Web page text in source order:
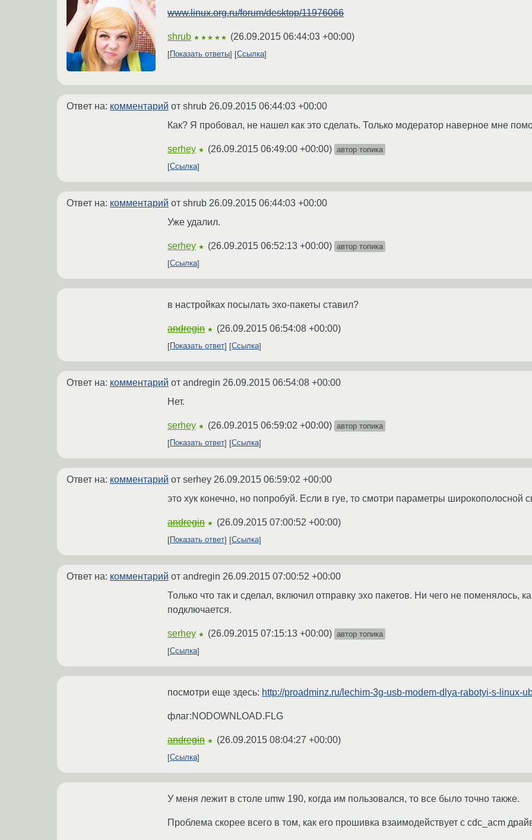
www.linux.org.ru/forum/desktop/11976066
shrub ★★★★★ (26.09.2015 06:44:03 +00:00)
Показать ответы Ссылка
Ответ на: комментарий от shrub 26.09.2015 06:44:03 +00:00
Как? Я пробовал, не нашел как это сделать. Только модератор наверное мне
serhey ★ (26.09.2015 06:49:00 +00:00) автор топика
Ссылка
Ответ на: комментарий от shrub 26.09.2015 06:44:03 +00:00
Уже удалил.
serhey ★ (26.09.2015 06:52:13 +00:00) автор топика
Ссылка
в настройках посылать эхо-пакеты ставил?
andregin ★ (26.09.2015 06:54:08 +00:00)
Показать ответ Ссылка
Ответ на: комментарий от andregin 26.09.2015 06:54:08 +00:00
Нет.
serhey ★ (26.09.2015 06:59:02 +00:00) автор топика
Показать ответ
Ссылка
Ответ на: комментарий от serhey 26.09.2015 06:59:02 +00:00
это хук конечно, но попробуй. Если в гуе, то смотри параметры широкополосной
andregin ★ (26.09.2015 07:00:52 +00:00)
Показать ответ Ссылка
Ответ на: комментарий от andregin 26.09.2015 07:00:52 +00:00
Только что так и сделал, включил отправку эхо пакетов. Ни чего не поменялось,
подключается.
serhey ★ (26.09.2015 07:15:13 +00:00) автор топика
Ссылка
посмотри еще здесь: http://proadminz.ru/lechim-3g-usb-modem-dlya-rabotyi-s-linux-
флаг:NODOWNLOAD.FLG
andregin ★ (26.09.2015 08:04:27 +00:00)
Ссылка
У меня лежит в столе umw 190, когда им пользовался, то все было точно также.
Проблема скорее всего в том, как его прошивка взаимодействует с cdc_acm